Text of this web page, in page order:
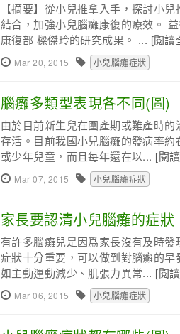
【摘要】從小兒推拿入手，探討小
結合，加強小兒腦癱康復的療效。
康復部 樑傑玲的研究成果。 ... [閱讀
Mar 20, 2015 小兒腦癱症狀
腦癱多類型表現各不同(圖)
由於目前新生兒在圍產期或難產時
存活。目前我國小兒腦癱的發病率
或少年兒童，而且每年還在以... [閱
Mar 07, 2015 小兒腦癱症狀
家長要認清小兒腦癱的症狀
有許多腦癱兒是因爲家長沒有及時
症狀十分重要，可以做到對腦癱的
如主動運動減少、肌張力異常... [閱
Mar 06, 2015 小兒腦癱症狀